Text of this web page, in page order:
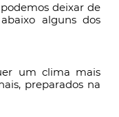
deixar de
alguns dos
um clima mais
preparados na